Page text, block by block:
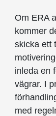
Om ERA
kommer
skicka ett
inleda en
vägrar. I
med